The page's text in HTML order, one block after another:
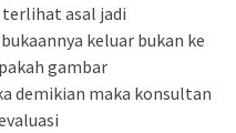
asal jadi
keluar bukan ke
gambar
demikian maka konsultan